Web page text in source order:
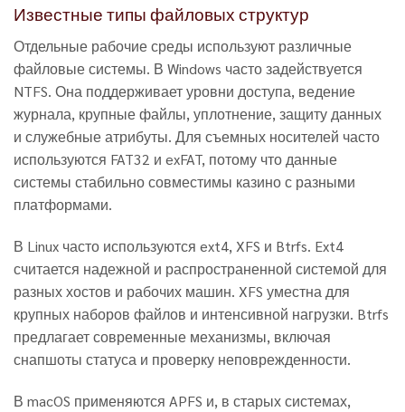
Известные типы файловых структур
Отдельные рабочие среды используют различные
файловые системы. В Windows часто задействуется
NTFS. Она поддерживает уровни доступа, ведение
журнала, крупные файлы, уплотнение, защиту данных
и служебные атрибуты. Для съемных носителей часто
используются FAT32 и exFAT, потому что данные
системы стабильно совместимы казино с разными
платформами.
В Linux часто используются ext4, XFS и Btrfs. Ext4
считается надежной и распространенной системой для
разных хостов и рабочих машин. XFS уместна для
крупных наборов файлов и интенсивной нагрузки. Btrfs
предлагает современные механизмы, включая
снапшоты статуса и проверку неповрежденности.
В macOS применяются APFS и, в старых системах,